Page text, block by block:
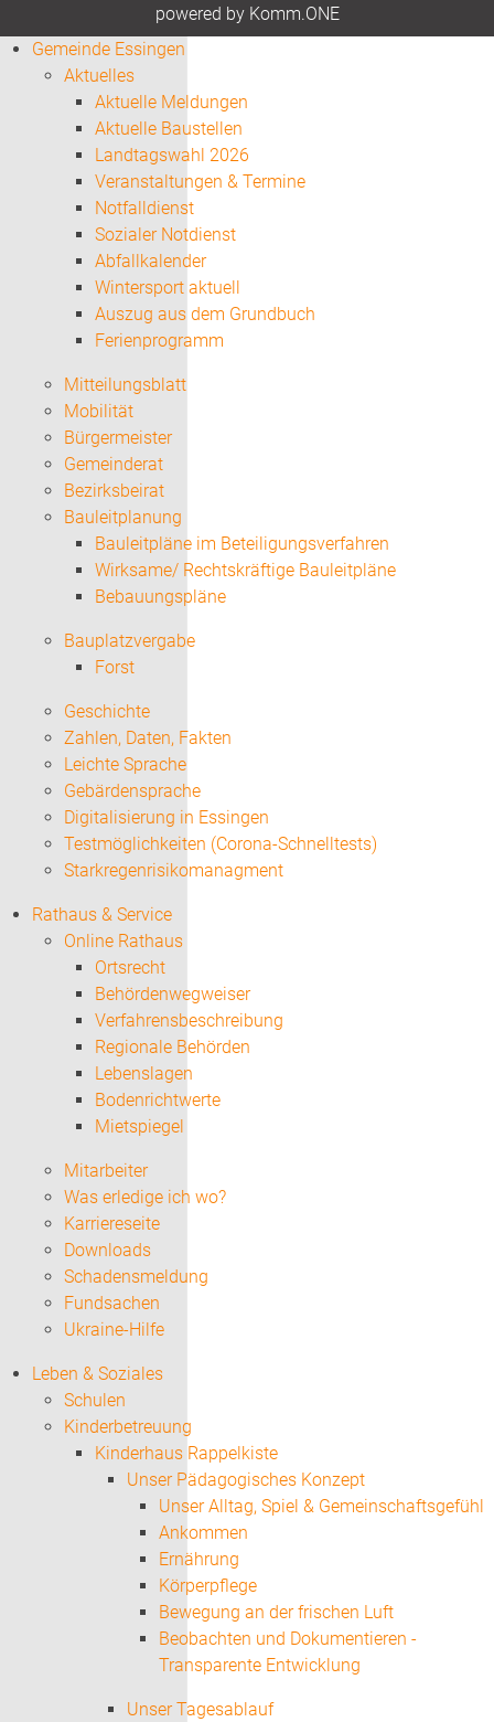
powered by Komm.ONE
Gemeinde Essingen
Aktuelles
Aktuelle Meldungen
Aktuelle Baustellen
Landtagswahl 2026
Veranstaltungen & Termine
Notfalldienst
Sozialer Notdienst
Abfallkalender
Wintersport aktuell
Auszug aus dem Grundbuch
Ferienprogramm
Mitteilungsblatt
Mobilität
Bürgermeister
Gemeinderat
Bezirksbeirat
Bauleitplanung
Bauleitpläne im Beteiligungsverfahren
Wirksame/ Rechtskräftige Bauleitpläne
Bebauungspläne
Bauplatzvergabe
Forst
Geschichte
Zahlen, Daten, Fakten
Leichte Sprache
Gebärdensprache
Digitalisierung in Essingen
Testmöglichkeiten (Corona-Schnelltests)
Starkregenrisikomanagment
Rathaus & Service
Online Rathaus
Ortsrecht
Behördenwegweiser
Verfahrensbeschreibung
Regionale Behörden
Lebenslagen
Bodenrichtwerte
Mietspiegel
Mitarbeiter
Was erledige ich wo?
Karriereseite
Downloads
Schadensmeldung
Fundsachen
Ukraine-Hilfe
Leben & Soziales
Schulen
Kinderbetreuung
Kinderhaus Rappelkiste
Unser Pädagogisches Konzept
Unser Alltag, Spiel & Gemeinschaftsgefühl
Ankommen
Ernährung
Körperpflege
Bewegung an der frischen Luft
Beobachten und Dokumentieren -
Transparente Entwicklung
Unser Tagesablauf